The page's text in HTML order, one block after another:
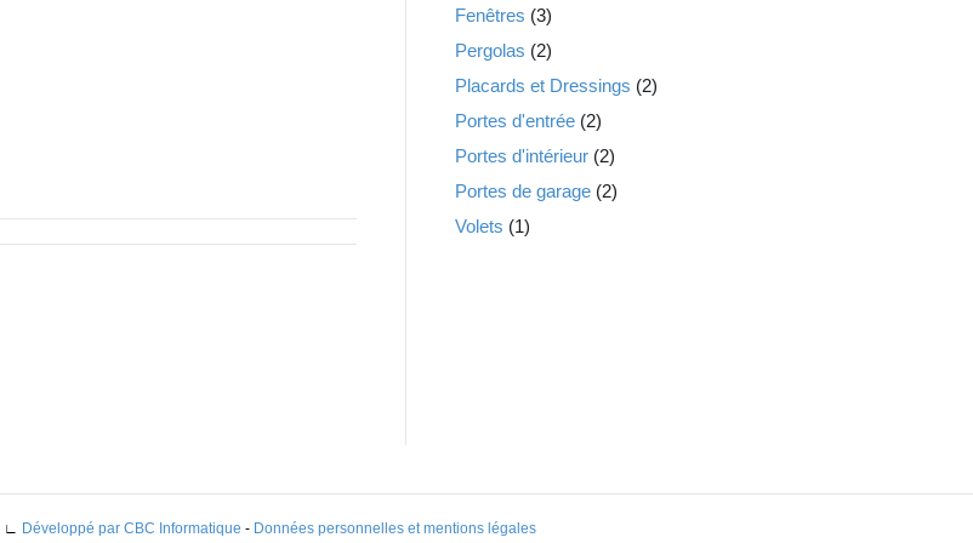
Fenêtres (3)
Pergolas (2)
Placards et Dressings (2)
Portes d'entrée (2)
Portes d'intérieur (2)
Portes de garage (2)
Volets (1)
∟ Développé par CBC Informatique - Données personnelles et mentions légales